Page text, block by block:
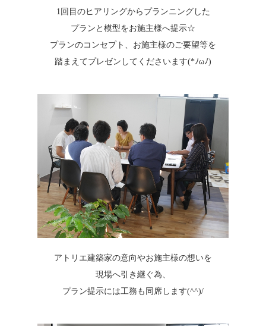
1回目のヒアリングからプランニングした
プランと模型をお施主様へ提示☆
プランのコンセプト、お施主様のご要望等を
踏まえてプレゼンしてくださいます(*ﾉωﾉ)
アトリエ建築家の意向やお施主様の想いを
現場へ引き継ぐ為、
プラン提示には工務も同席します(^^)/